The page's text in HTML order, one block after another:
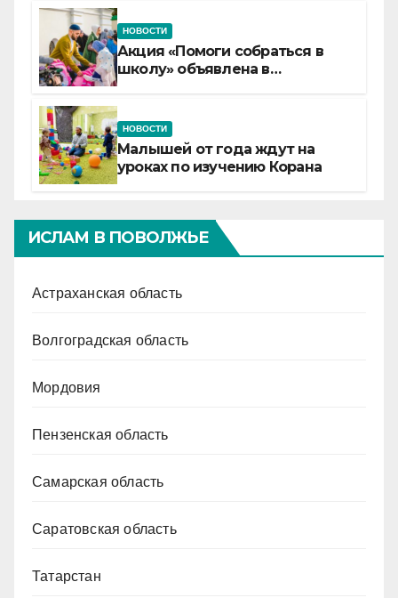
НОВОСТИ
Акция «Помоги собраться в
школу» объявлена в
НОВОСТИ
Малышей от года ждут на
уроках по изучению Корана
ИСЛАМ В ПОВОЛЖЬЕ
Астраханская область
Волгоградская область
Мордовия
Пензенская область
Самарская область
Саратовская область
Татарстан